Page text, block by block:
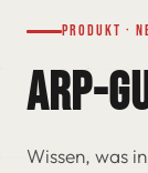
Produkt ·
ARP-
Wissen, was